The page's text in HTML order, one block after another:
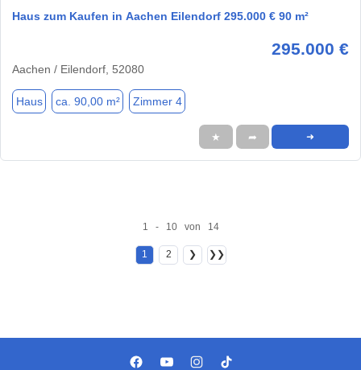
Haus zum Kaufen in Aachen Eilendorf 295.000 € 90 m²
295.000 €
Aachen / Eilendorf, 52080
Haus ca. 90,00 m² Zimmer 4
★ ➦ ➜
1 - 10 von 14
1 2 ❯ ❯❯